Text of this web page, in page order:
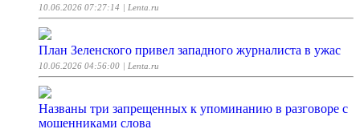
10.06.2026 07:27:14 | Lenta.ru
План Зеленского привел западного журналиста в ужас
10.06.2026 04:56:00 | Lenta.ru
Названы три запрещенных к упоминанию в разговоре с
мошенниками слова